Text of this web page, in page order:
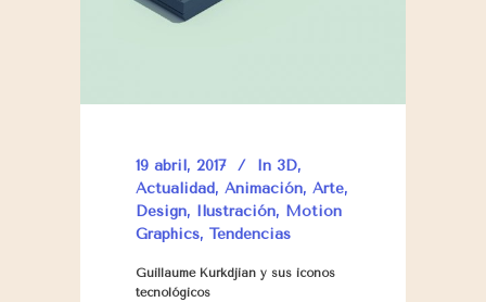
19 abril, 2017 In 3D,
Actualidad, Animación, Arte,
Design, Ilustración, Motion
Graphics, Tendencias
Guillaume Kurkdjian y sus iconos
tecnológicos